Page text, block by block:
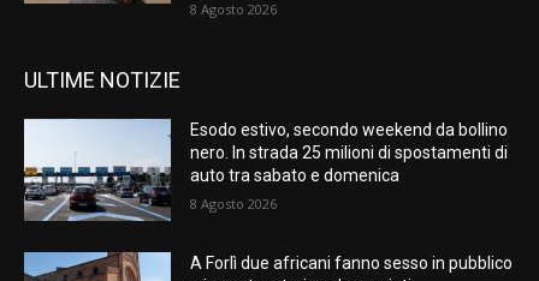
8 Agosto 2026
ULTIME NOTIZIE
Esodo estivo, secondo weekend da bollino
nero. In strada 25 milioni di spostamenti di
auto tra sabato e domenica
8 Agosto 2026
A Forlì due africani fanno sesso in pubblico